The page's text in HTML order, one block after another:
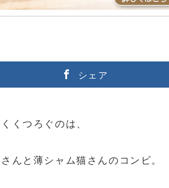
シェア
くつろぐのは、
んと薄シャム猫さんのコンビ。